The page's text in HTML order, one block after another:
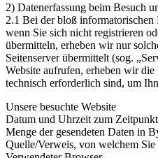
2) Datenerfassung beim Besuch
2.1 Bei der bloß informatorischen
wenn Sie sich nicht registrieren
übermitteln, erheben wir nur
Seitenserver übermittelt (sog.
Website aufrufen, erheben wir
technisch erforderlich sind, um
Unsere besuchte Website
Datum und Uhrzeit zum
Menge der gesendeten Daten in
Quelle/Verweis, von welchem Sie